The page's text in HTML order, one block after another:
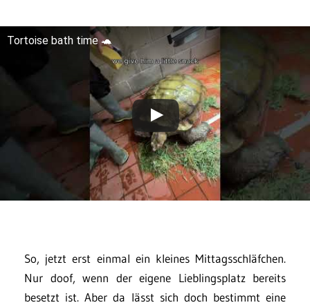
Tortoise bath time 🐢
So, jetzt erst einmal ein kleines Mittagsschläfchen.
Nur doof, wenn der eigene Lieblingsplatz bereits
besetzt ist. Aber da lässt sich doch bestimmt eine